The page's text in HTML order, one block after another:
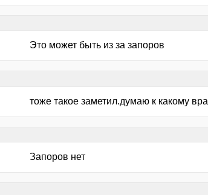
Это может быть из за запоров
тоже такое заметил.думаю к какому
Запоров нет